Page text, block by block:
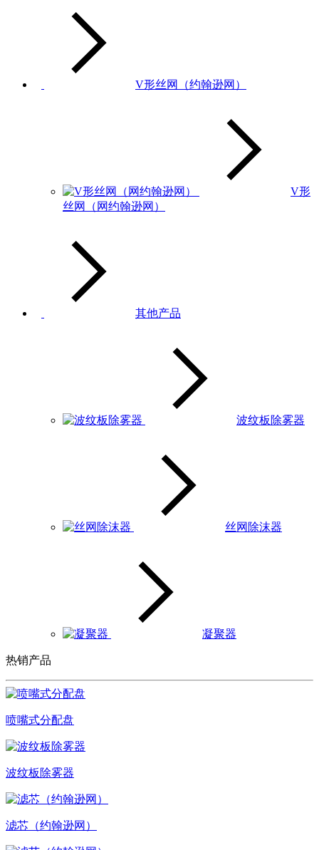
V形丝网（约翰逊网）
V形
丝网（网约翰逊网）
其他产品
波纹板除雾器
丝网除沫器
凝聚器
热销产品
喷嘴式分配盘
波纹板除雾器
滤芯（约翰逊网）